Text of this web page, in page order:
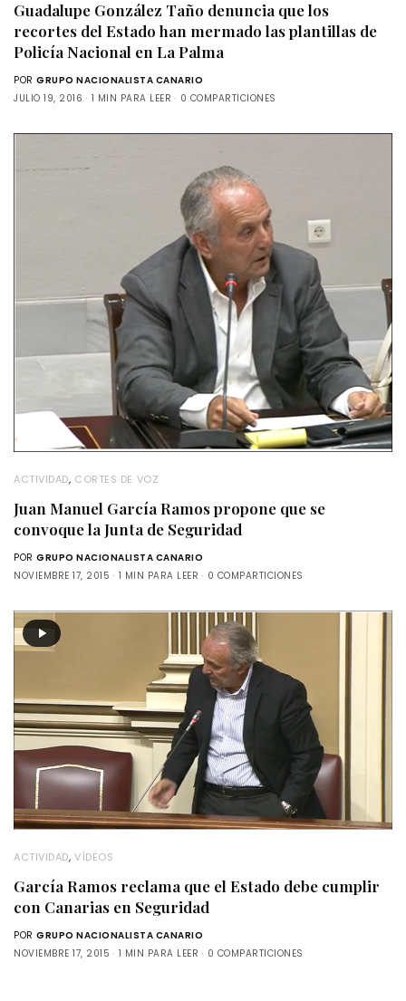
Guadalupe González Taño denuncia que los
recortes del Estado han mermado las plantillas de
Policía Nacional en La Palma
POR GRUPO NACIONALISTA CANARIO
JULIO 19, 2016
1 MIN PARA LEER 0 COMPARTICIONES
ACTIVIDAD, CORTES DE VOZ
Juan Manuel García Ramos propone que se
convoque la Junta de Seguridad
POR GRUPO NACIONALISTA CANARIO
NOVIEMBRE 17, 2015
1 MIN PARA LEER 0 COMPARTICIONES
ACTIVIDAD,VÍDEOS
García Ramos reclama que el Estado debe cumplir
con Canarias en Seguridad
POR GRUPO NACIONALISTA CANARIO
NOVIEMBRE 17, 2015
1 MIN PARA LEER 0 COMPARTICIONES